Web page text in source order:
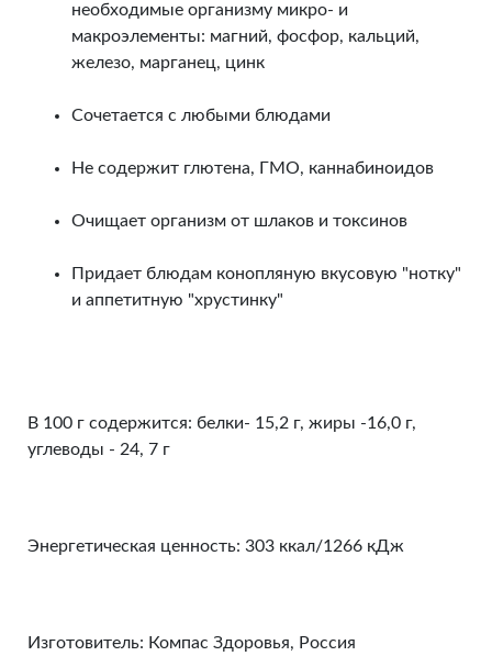
необходимые организму микро- и
макроэлементы: магний, фосфор, кальций,
железо, марганец, цинк
Сочетается с любыми блюдами
Не содержит глютена, ГМО, каннабиноидов
Очищает организм от шлаков и токсинов
Придает блюдам конопляную вкусовую "нотку"
и аппетитную "хрустинку"
В 100 г содержится: белки- 15,2 г, жиры -16,0 г,
углеводы - 24, 7 г
Энергетическая ценность: 303 ккал/1266 кДж
Изготовитель: Компас Здоровья, Россия